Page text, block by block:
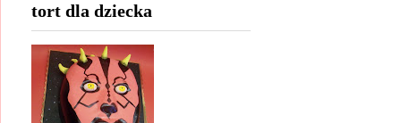
tort dla dziecka